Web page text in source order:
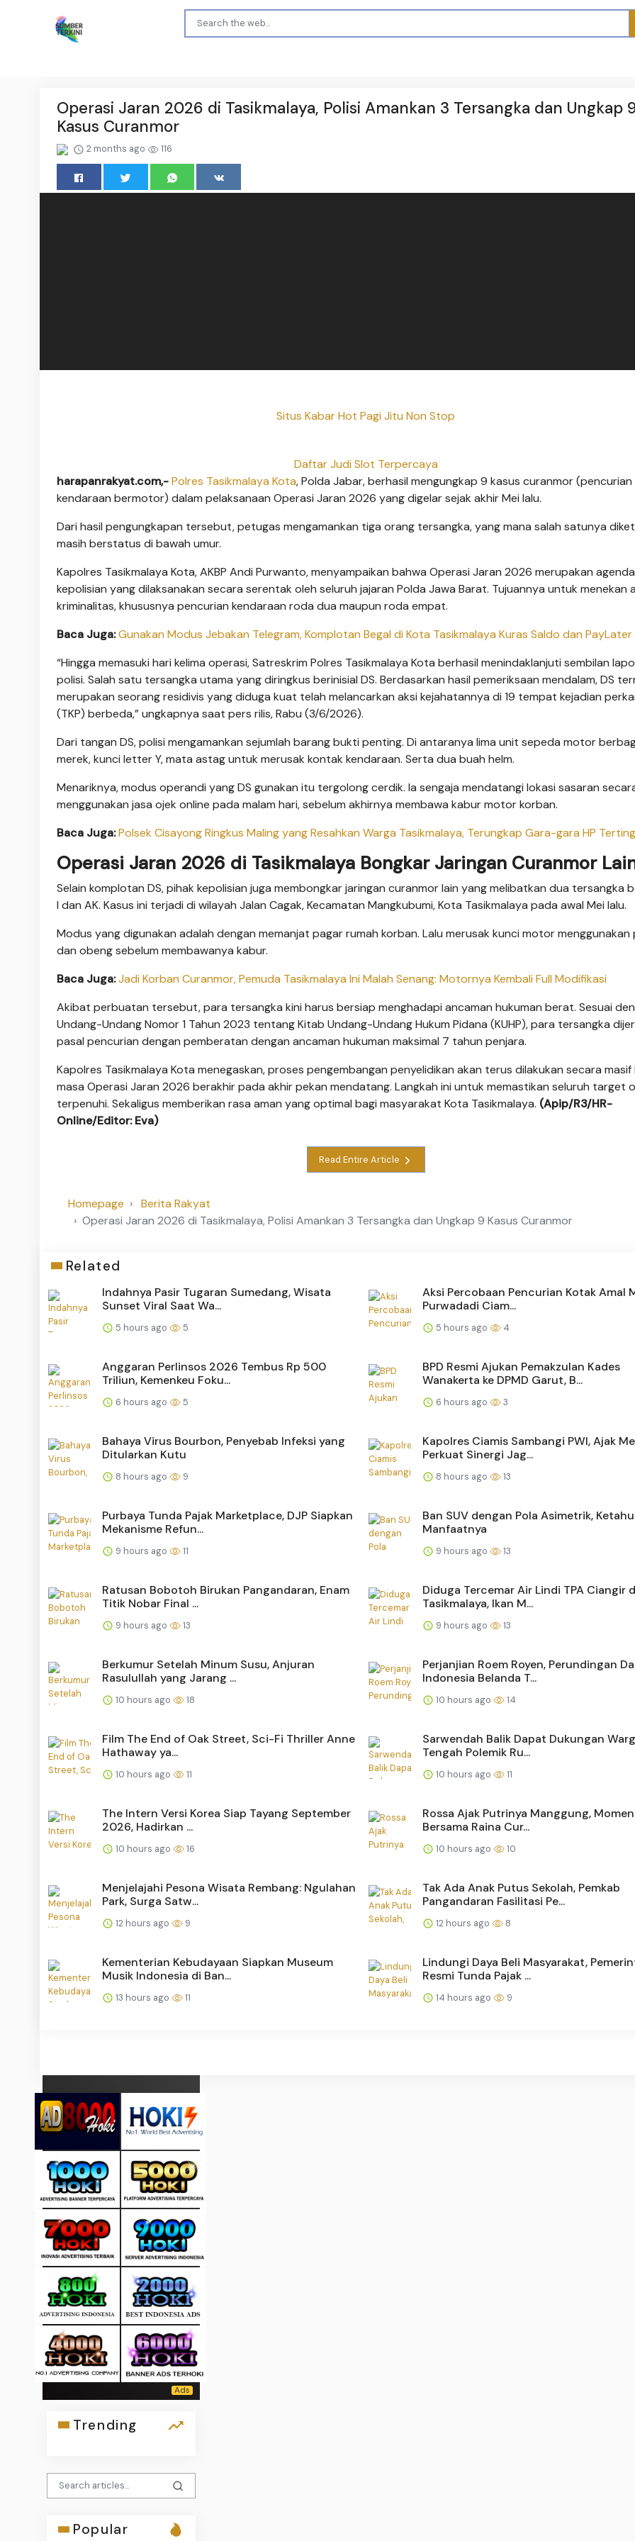
Operasi Jaran 2026 di Tasikmalaya, Polisi Amankan 3 Tersangka dan Ungkap
Kasus Curanmor
2 months ago 116
Situs Kabar Hot Pagi Jitu Non Stop
Daftar Judi Slot Terpercaya
harapanrakyat.com,-Polres Tasikmalaya Kota, Polda Jabar, berhasil mengungkap 9 kasus curanmor (pencurian
kendaraan bermotor) dalam pelaksanaan Operasi Jaran 2026 yang digelar sejak akhir Mei lalu.
Dari hasil pengungkapan tersebut, petugas mengamankan tiga orang tersangka, yang mana salah satunya
masih berstatus di bawah umur.
Kapolres Tasikmalaya Kota, AKBP Andi Purwanto, menyampaikan bahwa Operasi Jaran 2026 merupakan agenda
kepolisian yang dilaksanakan secara serentak oleh seluruh jajaran Polda Jawa Barat. Tujuannya untuk menekan
kriminalitas, khususnya pencurian kendaraan roda dua maupun roda empat.
Baca Juga:Gunakan Modus Jebakan Telegram, Komplotan Begal di Kota Tasikmalaya Kuras Saldo dan
“Hingga memasuki hari kelima operasi, Satreskrim Polres Tasikmalaya Kota berhasil menindaklanjuti sembilan
polisi. Salah satu tersangka utama yang diringkus berinisial DS. Berdasarkan hasil pemeriksaan mendalam, DS
merupakan seorang residivis yang diduga kuat telah melancarkan aksi kejahatannya di 19 tempat kejadian
(TKP) berbeda,” ungkapnya saat pers rilis, Rabu (3/6/2026).
Dari tangan DS, polisi mengamankan sejumlah barang bukti penting. Di antaranya lima unit sepeda motor
merek, kunci letter Y, mata astag untuk merusak kontak kendaraan. Serta dua buah helm.
Menariknya, modus operandi yang DS gunakan itu tergolong cerdik. Ia sengaja mendatangi lokasi sasaran
menggunakan jasa ojek online pada malam hari, sebelum akhirnya membawa kabur motor korban.
Baca Juga:Polsek Cisayong Ringkus Maling yang Resahkan Warga Tasikmalaya, Terungkap Gara-gara HP
Operasi Jaran 2026 di Tasikmalaya Bongkar Jaringan Curanmor
Selain komplotan DS, pihak kepolisian juga membongkar jaringan curanmor lain yang melibatkan dua tersangka
I dan AK. Kasus ini terjadi di wilayah Jalan Cagak, Kecamatan Mangkubumi, Kota Tasikmalaya pada awal Mei lalu.
Modus yang digunakan adalah dengan memanjat pagar rumah korban. Lalu merusak kunci motor menggunakan
dan obeng sebelum membawanya kabur.
Baca Juga:Jadi Korban Curanmor, Pemuda Tasikmalaya Ini Malah Senang: Motornya Kembali Full Modifikasi
Akibat perbuatan tersebut, para tersangka kini harus bersiap menghadapi ancaman hukuman berat. Sesuai
Undang-Undang Nomor 1 Tahun 2023 tentang Kitab Undang-Undang Hukum Pidana (KUHP), para tersangka
pasal pencurian dengan pemberatan dengan ancaman hukuman maksimal 7 tahun penjara.
Kapolres Tasikmalaya Kota menegaskan, proses pengembangan penyelidikan akan terus dilakukan secara masif
masa Operasi Jaran 2026 berakhir pada akhir pekan mendatang. Langkah ini untuk memastikan seluruh target
terpenuhi. Sekaligus memberikan rasa aman yang optimal bagi masyarakat Kota Tasikmalaya. (Apip/R3/HR-
Online/Editor: Eva)
Read Entire Article
Homepage
Berita Rakyat
Operasi Jaran 2026 di Tasikmalaya, Polisi Amankan 3 Tersangka dan Ungkap 9 Kasus Curanmor
Related
Indahnya Pasir Tugaran Sumedang, Wisata
Sunset Viral Saat Wa...
5 hours ago 5
Aksi Percobaan Pencurian Kotak Amal
Purwadadi Ciam...
5 hours ago 4
Anggaran Perlinsos 2026 Tembus Rp 500
Triliun, Kemenkeu Foku...
6 hours ago 5
BPD Resmi Ajukan Pemakzulan Kades
Wanakerta ke DPMD Garut, B...
6 hours ago 3
Bahaya Virus Bourbon, Penyebab Infeksi yang
Ditularkan Kutu
8 hours ago 9
Kapolres Ciamis Sambangi PWI, Ajak
Perkuat Sinergi Jag...
8 hours ago 13
Purbaya Tunda Pajak Marketplace, DJP Siapkan
Mekanisme Refun...
9 hours ago 11
Ban SUV dengan Pola Asimetrik,
Manfaatnya
9 hours ago 13
Ratusan Bobotoh Birukan Pangandaran, Enam
Titik Nobar Final ...
9 hours ago 13
Diduga Tercemar Air Lindi TPA Ciangir
Tasikmalaya, Ikan M...
9 hours ago 13
Berkumur Setelah Minum Susu, Anjuran
Rasulullah yang Jarang ...
10 hours ago 18
Perjanjian Roem Royen, Perundingan
Indonesia Belanda T...
10 hours ago 14
Film The End of Oak Street, Sci-Fi Thriller Anne
Hathaway ya...
10 hours ago 11
Sarwendah Balik Dapat Dukungan
Tengah Polemik Ru...
10 hours ago 11
The Intern Versi Korea Siap Tayang September
2026, Hadirkan ...
10 hours ago 16
Rossa Ajak Putrinya Manggung,
Bersama Raina Cur...
10 hours ago 10
Menjelajahi Pesona Wisata Rembang: Ngulahan
Park, Surga Satw...
12 hours ago 9
Tak Ada Anak Putus Sekolah, Pemkab
Pangandaran Fasilitasi Pe...
12 hours ago 8
Kementerian Kebudayaan Siapkan Museum
Musik Indonesia di Ban...
13 hours ago 11
Lindungi Daya Beli Masyarakat,
Resmi Tunda Pajak ...
14 hours ago 9
Trending
Popular